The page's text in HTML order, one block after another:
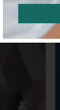
Alternative: